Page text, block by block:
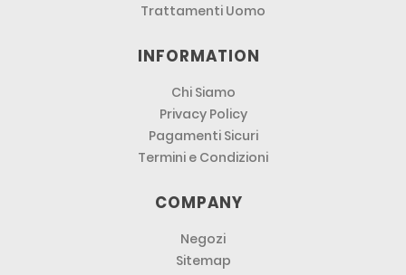
Trattamenti Uomo
INFORMATION
Chi Siamo
Privacy Policy
Pagamenti Sicuri
Termini e Condizioni
COMPANY
Negozi
Sitemap